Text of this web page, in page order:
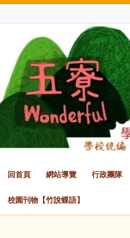
區
回首頁 網站導覽 行政團隊
校園刊物【竹說蝶語】